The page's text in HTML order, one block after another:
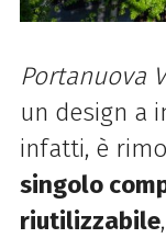
Portanuova
un design a
infatti, è
singolo
riutilizzabile